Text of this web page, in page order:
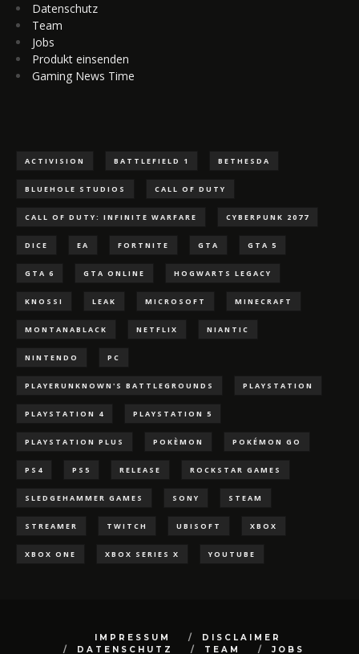
Datenschutz
Team
Jobs
Produkt einsenden
Gaming News Time
ACTIVISION BATTLEFIELD 1 BETHESDA
BLUEHOLE STUDIOS CALL OF DUTY
CALL OF DUTY: INFINITE WARFARE CYBERPUNK 2077
DICE EA FORTNITE GTA GTA 5
GTA 6 GTA ONLINE HOGWARTS LEGACY
KNOSSI LEAK MICROSOFT MINECRAFT
MONTANABLACK NETFLIX NIANTIC
NINTENDO PC
PLAYERUNKNOWN'S BATTLEGROUNDS PLAYSTATION
PLAYSTATION 4 PLAYSTATION 5
PLAYSTATION PLUS POKÈMON POKÉMON GO
PS4 PS5 RELEASE ROCKSTAR GAMES
SLEDGEHAMMER GAMES SONY STEAM
STREAMER TWITCH UBISOFT XBOX
XBOX ONE XBOX SERIES X YOUTUBE
IMPRESSUM
DISCLAIMER
DATENSCHUTZ
TEAM JOBS